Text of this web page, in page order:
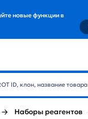
новые функции в
Наборы реагентов